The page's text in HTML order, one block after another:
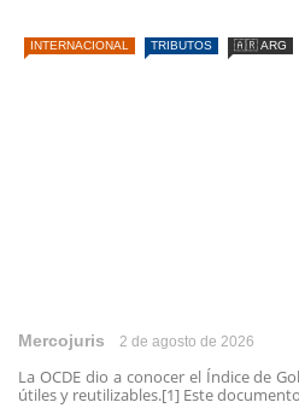
INTERNACIONAL TRIBUTOS 🇦🇷 ARG
Mercojuris 2 de agosto de 2026
La OCDE dio a conocer el Índice de
útiles y reutilizables.[1] Este